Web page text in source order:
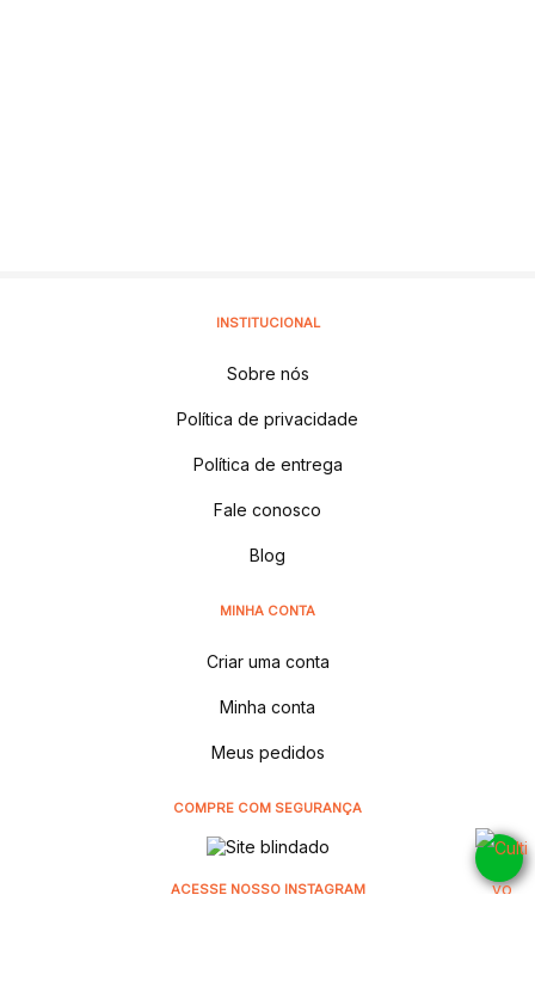
INSTITUCIONAL
Sobre nós
Política de privacidade
Política de entrega
Fale conosco
Blog
MINHA CONTA
Criar uma conta
Minha conta
Meus pedidos
COMPRE COM SEGURANÇA
ACESSE NOSSO INSTAGRAM